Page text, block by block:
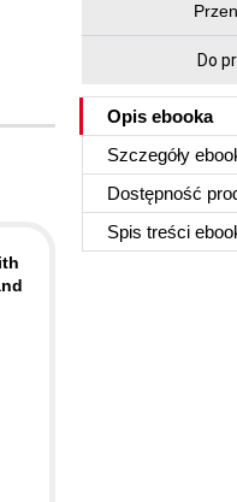
Do
Opis ebooka
Szczegóły
Dostępność
Spis treści